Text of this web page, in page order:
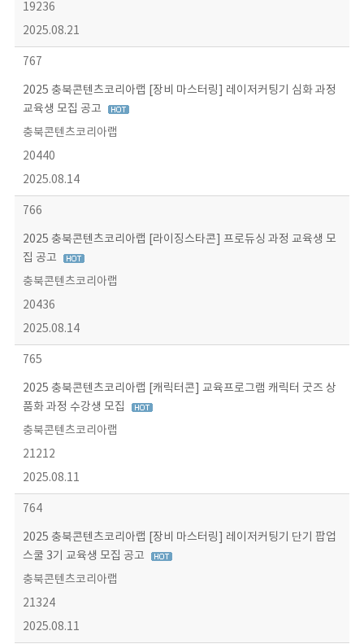
19236
2025.08.21
767
2025 충북콘텐츠코리아랩 [장비 마스터링] 레이저커팅기 심화 과정
교육생 모집 공고
충북콘텐츠코리아랩
20440
2025.08.14
766
2025 충북콘텐츠코리아랩 [라이징스타콘] 프로듀싱 과정 교육생 모
집 공고
충북콘텐츠코리아랩
20436
2025.08.14
765
2025 충북콘텐츠코리아랩 [캐릭터콘] 교육프로그램 캐릭터 굿즈 상
품화 과정 수강생 모집
충북콘텐츠코리아랩
21212
2025.08.11
764
2025 충북콘텐츠코리아랩 [장비 마스터링] 레이저커팅기 단기 팝업
스쿨 3기 교육생 모집 공고
충북콘텐츠코리아랩
21324
2025.08.11